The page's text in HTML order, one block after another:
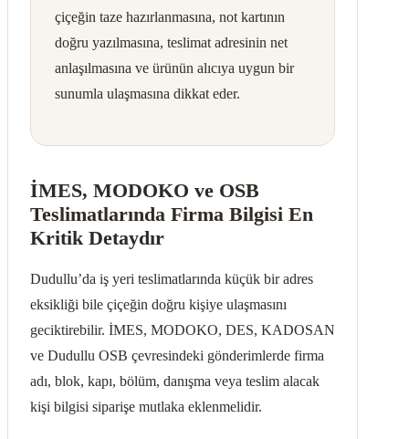
çiçeğin taze hazırlanmasına, not kartının
doğru yazılmasına, teslimat adresinin net
anlaşılmasına ve ürünün alıcıya uygun bir
sunumla ulaşmasına dikkat eder.
İMES, MODOKO ve OSB
Teslimatlarında Firma Bilgisi En
Kritik Detaydır
Dudullu’da iş yeri teslimatlarında küçük bir adres
eksikliği bile çiçeğin doğru kişiye ulaşmasını
geciktirebilir. İMES, MODOKO, DES, KADOSAN
ve Dudullu OSB çevresindeki gönderimlerde firma
adı, blok, kapı, bölüm, danışma veya teslim alacak
kişi bilgisi siparişe mutlaka eklenmelidir.